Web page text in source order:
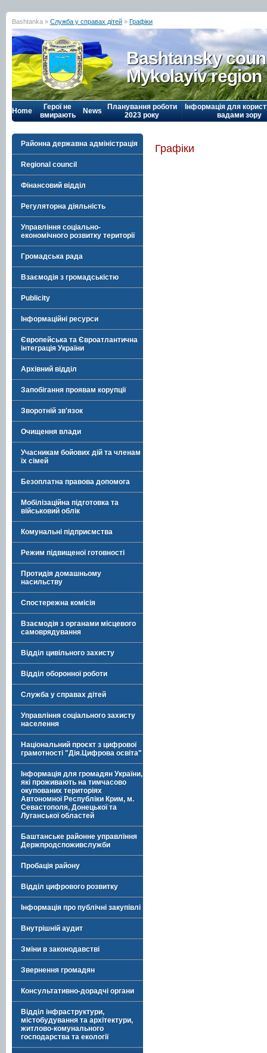
Bashtanka » Служба у справах дітей » Графіки
Bashtansky
Mykolayiv region
Home
Герої не
вмирають
News
Планування роботи
2023 року
Інформація для
вадами зору
Районна державна адміністрація
Regional council
Фінансовий відділ
Регуляторна діяльність
Управління соціально-
економічного розвитку території
Громадська рада
Взаємодія з громадськістю
Publicity
Інформаційні ресурси
Європейська та Євроатлантична
інтеграція України
Архівний відділ
Запобігання проявам корупції
Зворотній зв'язок
Очищення влади
Учасникам бойових дій та членам
їх сімей
Безоплатна правова допомога
Мобілізаційна підготовка та
військовий облік
Комунальні підприємства
Режим підвищеної готовності
Протидія домашньому
насильству
Спостережна комісія
Взаємодія з органами місцевого
самоврядування
Відділ цивільного захисту
Відділ оборонної роботи
Служба у справах дітей
Управління соціального захисту
населення
Національний проєкт з цифрової
грамотності "Дія.Цифрова освіта"
Інформація для громадян України,
які проживають на тимчасово
окупованих територіях
Автономної Республіки Крим, м.
Севастополя, Донецької та
Луганської областей
Баштанське районне управління
Держпродспоживслужби
Пробація району
Відділ цифрового розвитку
Інформація про публічні закупівлі
Внутрішній аудит
Зміни в законодавстві
Звернення громадян
Консультативно-дорадчі органи
Відділ інфраструктури,
містобудування та архітектури,
житлово-комунального
господарства та екології
Графіки